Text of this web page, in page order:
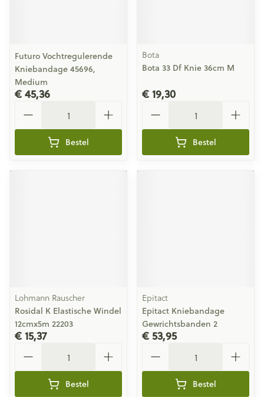
Futuro Vochtregulerende
Kniebandage 45696,
Medium
€ 45,36
Bestel
Bota
Bota 33 Df Knie 36cm M
€ 19,30
Bestel
Lohmann Rauscher
Rosidal K Elastische Windel
12cmx5m 22203
€ 15,37
Bestel
Epitact
Epitact Kniebandage
Gewrichtsbanden 2
€ 53,95
Bestel